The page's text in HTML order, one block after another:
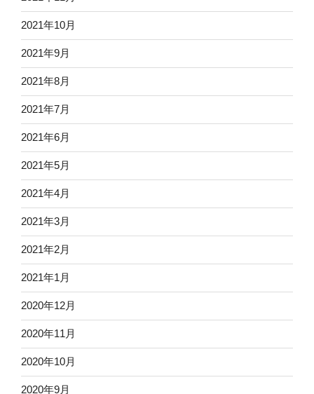
2021年10月
2021年9月
2021年8月
2021年7月
2021年6月
2021年5月
2021年4月
2021年3月
2021年2月
2021年1月
2020年12月
2020年11月
2020年10月
2020年9月